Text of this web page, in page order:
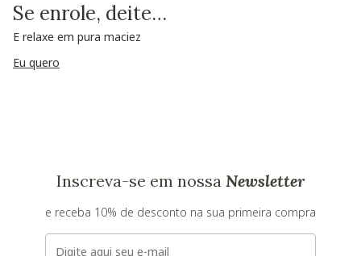
Se enrole, deite…
E relaxe em pura maciez
Eu quero
Inscreva-se em nossa Newsletter
e receba 10% de desconto na sua primeira compra
E-mail